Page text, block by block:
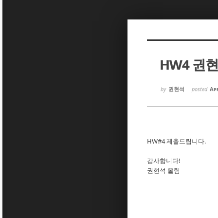
HW4 권
by 권현석 posted
HW#4 제출드립니다.
감사합니다!
권현석 올림
Sketchbook5, 스케치북5
Sketchbook5, 스케치북5
Sketchbook5, 스케치북5
Sketchbook5, 스케치북5